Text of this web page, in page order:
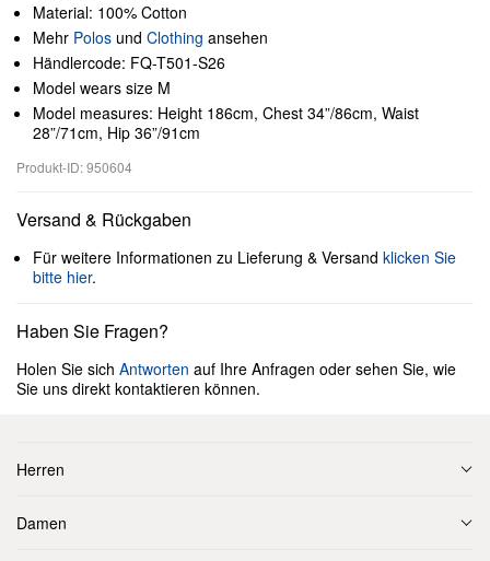
Material: 100% Cotton
Mehr Polos und Clothing ansehen
Händlercode: FQ-T501-S26
Model wears size M
Model measures: Height 186cm, Chest 34”/86cm, Waist
28”/71cm, Hip 36”/91cm
Produkt-ID: 950604
Versand & Rückgaben
Für weitere Informationen zu Lieferung & Versand klicken Sie
bitte hier.
Haben Sie Fragen?
Holen Sie sich Antworten auf Ihre Anfragen oder sehen Sie, wie
Sie uns direkt kontaktieren können.
Herren
Damen